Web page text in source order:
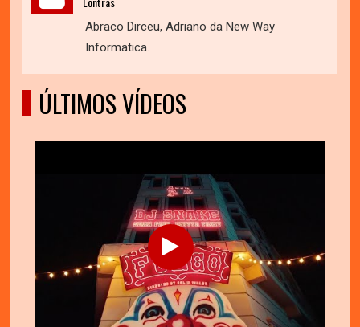
Abraco Dirceu, Adriano da New Way
Informatica.
ÚLTIMOS VÍDEOS